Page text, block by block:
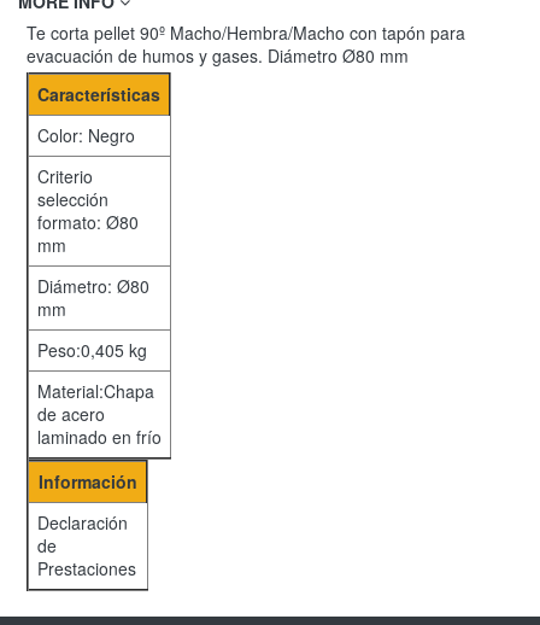
Te corta pellet 90º Macho/Hembra/Macho con tapón para
evacuación de humos y gases. Diámetro Ø80 mm
Características
Color: Negro
Criterio
selección
formato: Ø80
mm
Diámetro: Ø80
mm
Peso:0,405 kg
Material:Chapa
de acero
laminado en frío
Información
Declaración
de
Prestaciones